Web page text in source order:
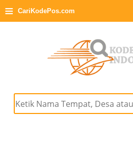
≡ CariKodePos.com